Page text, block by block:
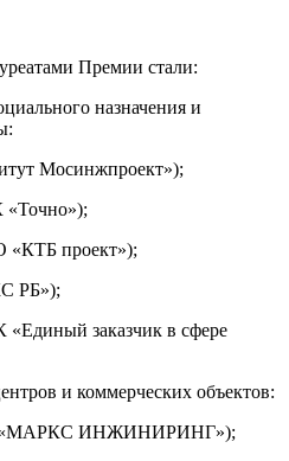
Премии стали:
назначения и
Мосинжпроект»);
проект»);
РБ»);
заказчик в сфере
и коммерческих объектов:
«МАРКС ИНЖИНИРИНГ»);